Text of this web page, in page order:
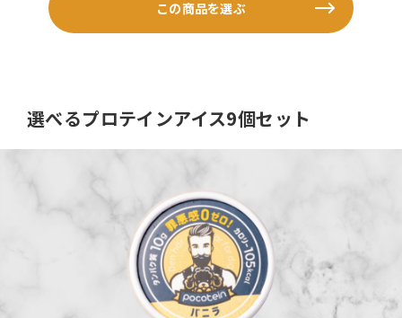
この商品を選ぶ
選べるプロテインアイス9個セット